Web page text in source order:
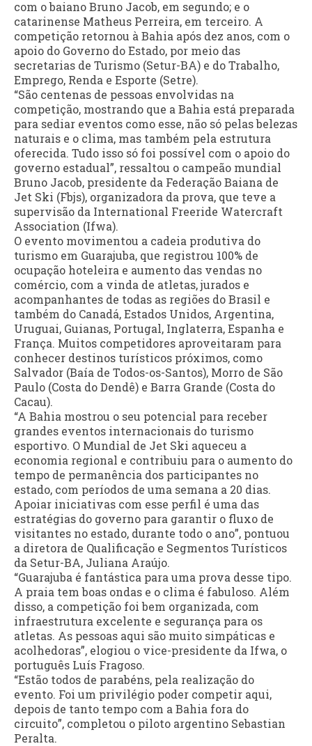
com o baiano Bruno Jacob, em segundo; e o
catarinense Matheus Perreira, em terceiro. A
competição retornou à Bahia após dez anos, com o
apoio do Governo do Estado, por meio das
secretarias de Turismo (Setur-BA) e do Trabalho,
Emprego, Renda e Esporte (Setre).
“São centenas de pessoas envolvidas na
competição, mostrando que a Bahia está preparada
para sediar eventos como esse, não só pelas belezas
naturais e o clima, mas também pela estrutura
oferecida. Tudo isso só foi possível com o apoio do
governo estadual”, ressaltou o campeão mundial
Bruno Jacob, presidente da Federação Baiana de
Jet Ski (Fbjs), organizadora da prova, que teve a
supervisão da International Freeride Watercraft
Association (Ifwa).
O evento movimentou a cadeia produtiva do
turismo em Guarajuba, que registrou 100% de
ocupação hoteleira e aumento das vendas no
comércio, com a vinda de atletas, jurados e
acompanhantes de todas as regiões do Brasil e
também do Canadá, Estados Unidos, Argentina,
Uruguai, Guianas, Portugal, Inglaterra, Espanha e
França. Muitos competidores aproveitaram para
conhecer destinos turísticos próximos, como
Salvador (Baía de Todos-os-Santos), Morro de São
Paulo (Costa do Dendê) e Barra Grande (Costa do
Cacau).
“A Bahia mostrou o seu potencial para receber
grandes eventos internacionais do turismo
esportivo. O Mundial de Jet Ski aqueceu a
economia regional e contribuiu para o aumento do
tempo de permanência dos participantes no
estado, com períodos de uma semana a 20 dias.
Apoiar iniciativas com esse perfil é uma das
estratégias do governo para garantir o fluxo de
visitantes no estado, durante todo o ano”, pontuou
a diretora de Qualificação e Segmentos Turísticos
da Setur-BA, Juliana Araújo.
“Guarajuba é fantástica para uma prova desse tipo.
A praia tem boas ondas e o clima é fabuloso. Além
disso, a competição foi bem organizada, com
infraestrutura excelente e segurança para os
atletas. As pessoas aqui são muito simpáticas e
acolhedoras”, elogiou o vice-presidente da Ifwa, o
português Luís Fragoso.
“Estão todos de parabéns, pela realização do
evento. Foi um privilégio poder competir aqui,
depois de tanto tempo com a Bahia fora do
circuito”, completou o piloto argentino Sebastian
Peralta.